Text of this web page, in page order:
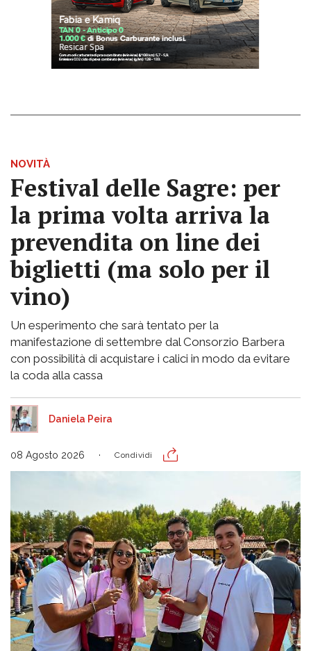
NOVITÀ
Festival delle Sagre: per
la prima volta arriva la
prevendita on line dei
biglietti (ma solo per il
vino)
Un esperimento che sarà tentato per la
manifestazione di settembre dal Consorzio Barbera
con possibilità di acquistare i calici in modo da evitare
la coda alla cassa
Daniela Peira
08 Agosto 2026 Condividi